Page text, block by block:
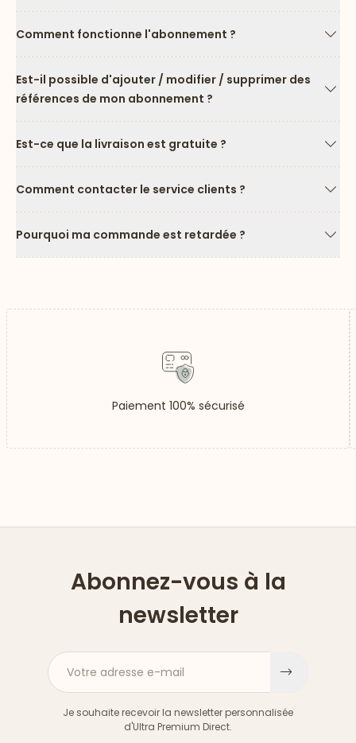
Comment fonctionne l'abonnement ?
Est-il possible d'ajouter / modifier / supprimer des
références de mon abonnement ?
Est-ce que la livraison est gratuite ?
Comment contacter le service clients ?
Pourquoi ma commande est retardée ?
Paiement 100% sécurisé
Abonnez-vous à la
newsletter
Votre adresse e-mail
Je souhaite recevoir la newsletter personnalisée
d'Ultra Premium Direct.